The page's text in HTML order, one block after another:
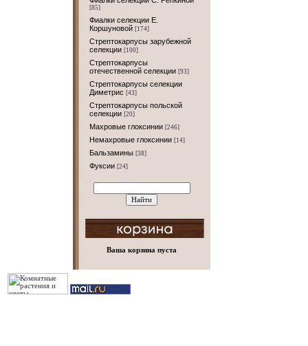
[85]
Фиалки селекции Е.
Коршуновой [174]
Стрептокарпусы зарубежной
селекции [100]
Стрептокарпусы
отечественной селекции [93]
Стрептокарпусы селекции
Диметрис [43]
Стрептокарпусы польской
селекции [20]
Махровые глоксинии [246]
Немахровые глоксинии [14]
Бальзамины [38]
Фуксии [24]
Ваша корзина пуста